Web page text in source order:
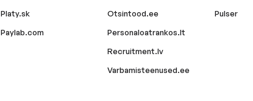
Platy.sk
Paylab.com
Otsintood.ee
Personaloatrankos.lt
Recruitment.lv
Varbamisteenused.ee
Pulser